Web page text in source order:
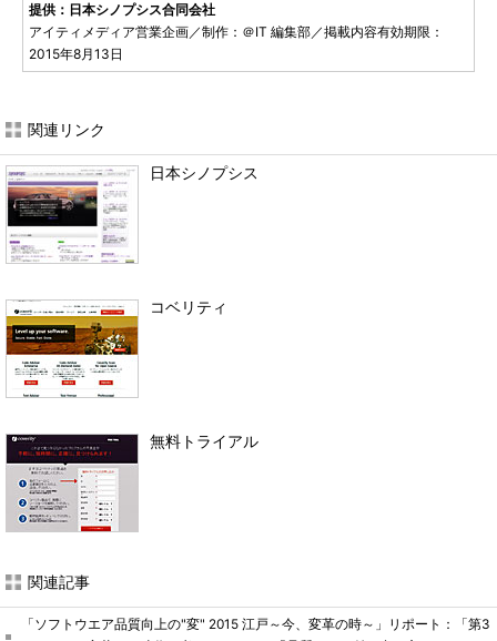
提供：日本シノプシス合同会社
アイティメディア営業企画／制作：＠IT 編集部／掲載内容有効期限：
2015年8月13日
関連リンク
日本シノプシス
コベリティ
無料トライアル
関連記事
「ソフトウエア品質向上の"変" 2015 江戸～今、変革の時～」リポート：「第3